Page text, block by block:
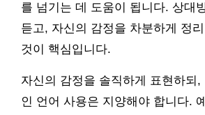
를 넘기는 데 도움이 됩니다. 상대
듣고, 자신의 감정을 차분하게 정
것이 핵심입니다.
자신의 감정을 솔직하게 표현하되,
인 언어 사용은 지양해야 합니다.